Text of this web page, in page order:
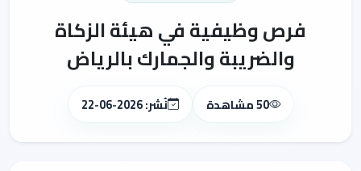
فرص وظيفية في هيئة الزكاة
والضريبة والجمارك بالرياض
50 مشاهدة نُشر: 2026-06-22